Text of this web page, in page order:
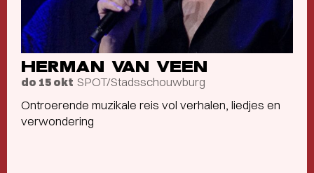
HERMAN VAN VEEN
do 15 okt SPOT/Stadsschouwburg
Ontroerende muzikale reis vol verhalen, liedjes en
verwondering